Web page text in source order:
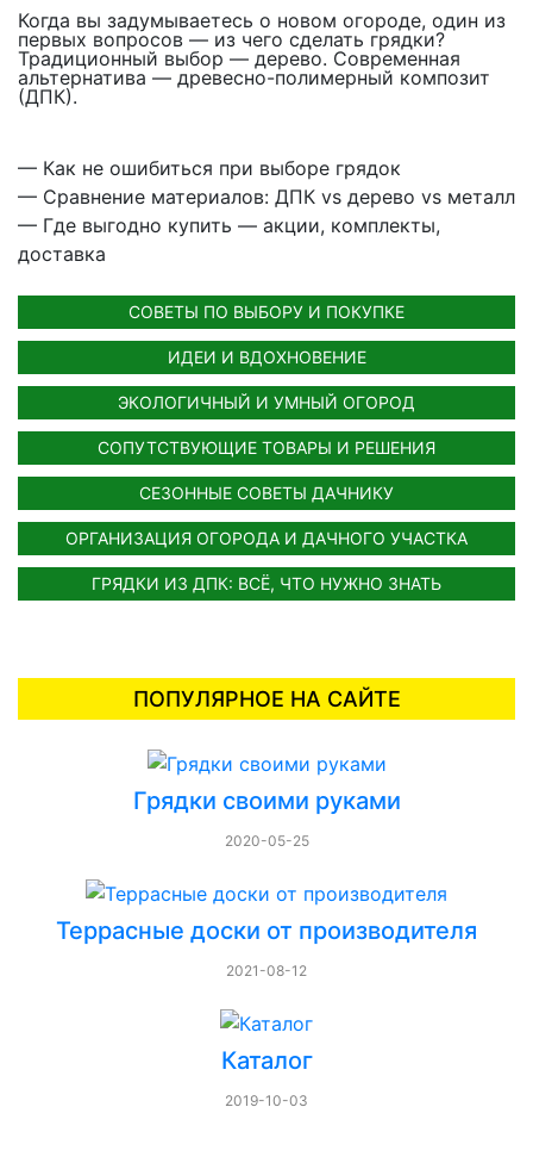
Когда вы задумываетесь о новом огороде, один из
первых вопросов — из чего сделать грядки?
Традиционный выбор — дерево. Современная
альтернатива — древесно-полимерный композит
(ДПК).
— Как не ошибиться при выборе грядок
— Сравнение материалов: ДПК vs дерево vs металл
— Где выгодно купить — акции, комплекты,
доставка
СОВЕТЫ ПО ВЫБОРУ И ПОКУПКЕ
ИДЕИ И ВДОХНОВЕНИЕ
ЭКОЛОГИЧНЫЙ И УМНЫЙ ОГОРОД
СОПУТСТВУЮЩИЕ ТОВАРЫ И РЕШЕНИЯ
СЕЗОННЫЕ СОВЕТЫ ДАЧНИКУ
ОРГАНИЗАЦИЯ ОГОРОДА И ДАЧНОГО УЧАСТКА
ГРЯДКИ ИЗ ДПК: ВСЁ, ЧТО НУЖНО ЗНАТЬ
ПОПУЛЯРНОЕ НА САЙТЕ
Грядки своими руками
2020-05-25
Террасные доски от производителя
2021-08-12
Каталог
2019-10-03